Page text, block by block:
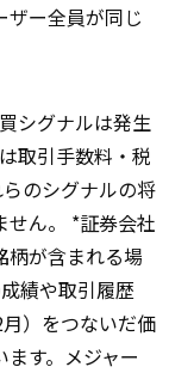
ザー全員が同じ
シグナルは発生
取引手数料・税
のシグナルの将
せん。 *証券会社
柄が含まれる場
績や取引履歴
）をつないだ価
す。メジャー